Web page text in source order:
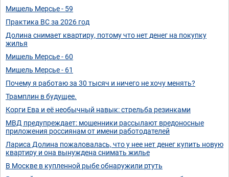
Мишель Мерсье - 59
Практика ВС за 2026 год
Долина снимает квартиру, потому что нет денег на покупку
жилья
Мишель Мерсье - 60
Мишель Мерсье - 61
Почему я работаю за 30 тысяч и ничего не хочу менять?
Трамплин в будущее.
Корги Ева и её необычный навык: стрельба резинками
МВД предупреждает: мошенники рассылают вредоносные
приложения россиянам от имени работодателей
Лариса Долина пожаловалась, что у нее нет денег купить новую
квартиру и она вынуждена снимать жилье
В Москве в купленной рыбе обнаружили ртуть